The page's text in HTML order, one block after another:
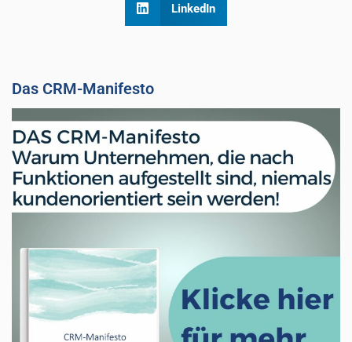
LinkedIn
Das CRM-Manifesto